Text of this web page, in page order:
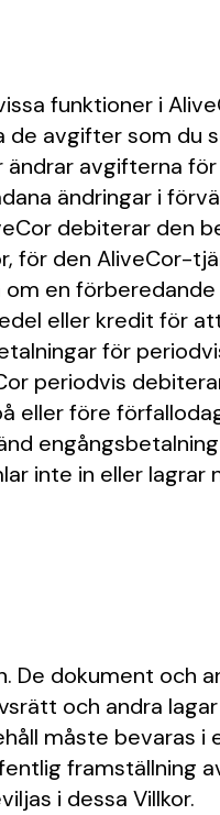
funktioner i
avgifter som
avgifterna
ändringar i
debiterar den
för den
om en
eller kredit för
för
periodvis
eller före
inte in eller
De dokument och
och andra
måste bevaras
framställning
i dessa Villkor.